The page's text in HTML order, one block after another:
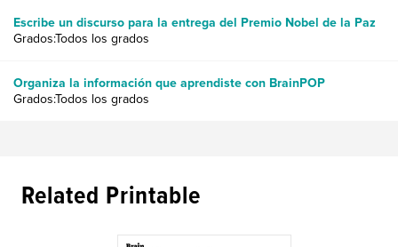
Escribe un discurso para la entrega del Premio Nobel de la Paz
Grados:Todos los grados
Organiza la información que aprendiste con BrainPOP
Grados:Todos los grados
Related Printable